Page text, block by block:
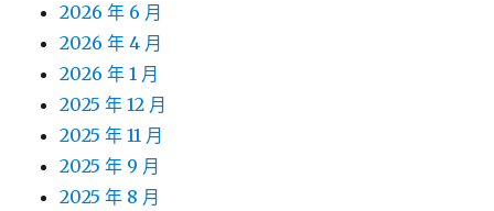
2026 年 6 月
2026 年 4 月
2026 年 1 月
2025 年 12 月
2025 年 11 月
2025 年 9 月
2025 年 8 月